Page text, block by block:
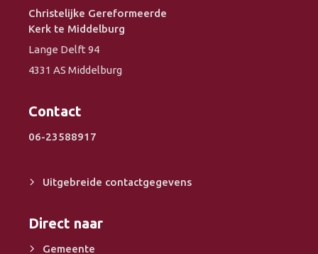
Christelijke Gereformeerde
Kerk te Middelburg
Lange Delft 94
4331 AS Middelburg
Contact
06-23588917
Uitgebreide contactgegevens
Direct naar
Gemeente